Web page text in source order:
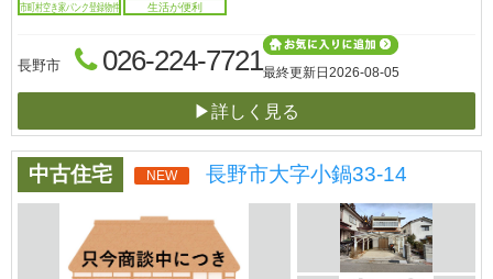
市町村空き家バンク登録物件 生活が便利
長野市 026-224-7721最終更新日 2026-08-05
▶詳しく見る
中古住宅 NEW 長野市大字小鍋33-14